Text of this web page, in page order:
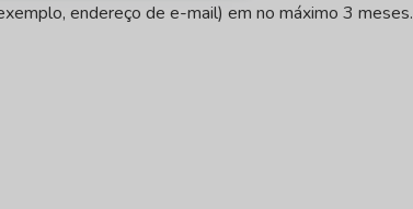
endereço de e-mail) em no máximo 3 meses.